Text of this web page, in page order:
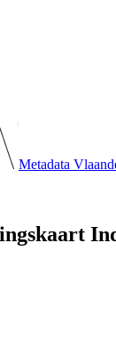
Metadata